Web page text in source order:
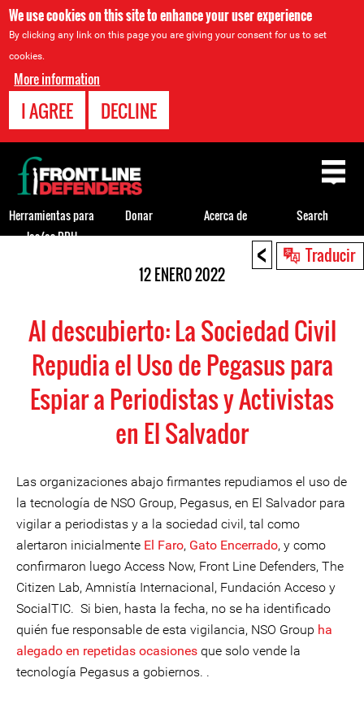
We use cookies on this site to enhance your user experience
By clicking any link on this page you are giving your consent for us to set
cookies.
More information
I AGREE DECLINE
< Traducir
12 ENERO 2022
Al descubierto: La Sociedad Civil
Repudia el Uso de Pegasus para
Espiar a Periodistas y Activistas
en El Salvador
Las organizaciones abajo firmantes repudiamos el uso de
la tecnología de NSO Group, Pegasus, en El Salvador para
vigilar a periodistas y a la sociedad civil, tal como
alertaron inicialmente El Faro, Gato Encerrado, y como
confirmaron luego Access Now, Front Line Defenders, The
Citizen Lab, Amnistía Internacional, Fundación Acceso y
SocialTIC. Si bien, hasta la fecha, no se ha identificado
quién fue responsable de esta vigilancia, NSO Group ha
alegado en repetidas ocasiones que solo vende la
tecnología Pegasus a gobiernos. .
Back
to
top
Herramientas para
los/as DDH
Donar Acerca de Search